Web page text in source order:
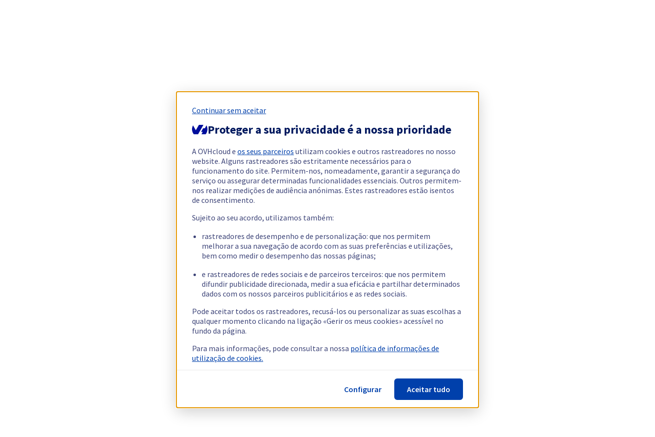
Continuar sem aceitar
Proteger a sua privacidade é a nossa prioridade
A OVHcloud e os seus parceiros utilizam cookies e outros rastreadores no nosso
website. Alguns rastreadores são estritamente necessários para o
funcionamento do site. Permitem-nos, nomeadamente, garantir a segurança do
serviço ou assegurar determinadas funcionalidades essenciais. Outros permitem-
nos realizar medições de audiência anónimas. Estes rastreadores estão isentos
de consentimento.
Sujeito ao seu acordo, utilizamos também:
rastreadores de desempenho e de personalização: que nos permitem
melhorar a sua navegação de acordo com as suas preferências e utilizações,
bem como medir o desempenho das nossas páginas;
e rastreadores de redes sociais e de parceiros terceiros: que nos permitem
difundir publicidade direcionada, medir a sua eficácia e partilhar determinados
dados com os nossos parceiros publicitários e as redes sociais.
Pode aceitar todos os rastreadores, recusá-los ou personalizar as suas escolhas a
qualquer momento clicando na ligação «Gerir os meus cookies» acessível no
fundo da página.
Para mais informações, pode consultar a nossa política de informações de
utilização de cookies.
Configurar Aceitar tudo